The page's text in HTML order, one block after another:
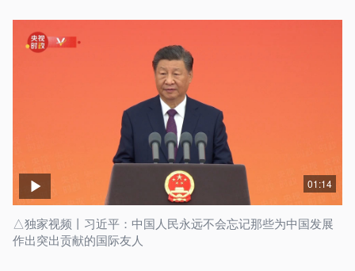
01:14
△独家视频丨习近平：中国人民永远不会忘记那些为中国发展
作出突出贡献的国际友人